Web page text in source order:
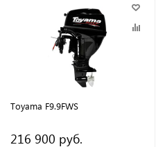
Toyama F9.9FWS
216 900 руб.